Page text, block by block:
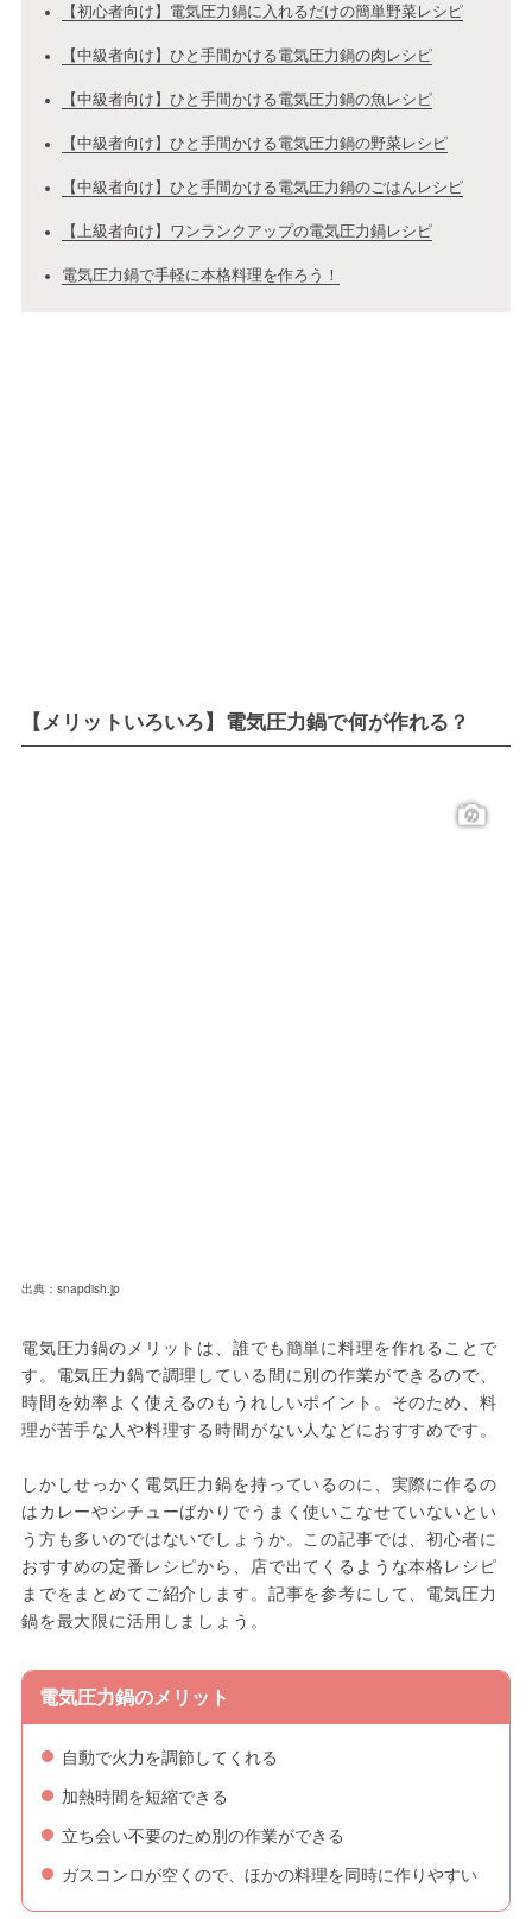
【初心者向け】電気圧力鍋に入れるだけの簡単野菜レシピ
【中級者向け】ひと手間かける電気圧力鍋の肉レシピ
【中級者向け】ひと手間かける電気圧力鍋の魚レシピ
【中級者向け】ひと手間かける電気圧力鍋の野菜レシピ
【中級者向け】ひと手間かける電気圧力鍋のごはんレシピ
【上級者向け】ワンランクアップの電気圧力鍋レシピ
電気圧力鍋で手軽に本格料理を作ろう！
【メリットいろいろ】電気圧力鍋で何が作れる？
出典：snapdish.jp
電気圧力鍋のメリットは、誰でも簡単に料理を作れることで
す。電気圧力鍋で調理している間に別の作業ができるので、
時間を効率よく使えるのもうれしいポイント。そのため、料
理が苦手な人や料理する時間がない人などにおすすめです。
しかしせっかく電気圧力鍋を持っているのに、実際に作るの
はカレーやシチューばかりでうまく使いこなせていないとい
う方も多いのではないでしょうか。この記事では、初心者に
おすすめの定番レシピから、店で出てくるような本格レシピ
までをまとめてご紹介します。記事を参考にして、電気圧力
鍋を最大限に活用しましょう。
電気圧力鍋のメリット
自動で火力を調節してくれる
加熱時間を短縮できる
立ち会い不要のため別の作業ができる
ガスコンロが空くので、ほかの料理を同時に作りやすい